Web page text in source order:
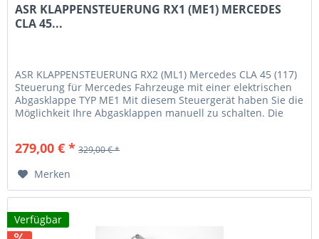
ASR KLAPPENSTEUERUNG RX1 (ME1) MERCEDES
CLA 45...
ASR KLAPPENSTEUERUNG RX2 (ML1) Mercedes CLA 45 (117)
Steuerung für Mercedes Fahrzeuge mit einer elektrischen
Abgasklappe TYP ME1 Mit diesem Steuergerät haben Sie die
Möglichkeit Ihre Abgasklappen manuell zu schalten. Die
279,00 € * 329,00 € *
Merken
Verfügbar